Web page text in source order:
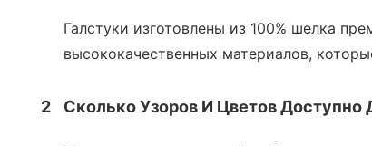
Галстуки изготовлены из 100% шелка
высококачественных материалов,
2 Сколько Узоров И Цветов Доступно